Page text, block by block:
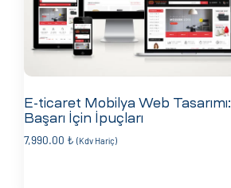
E-ticaret Mobilya Web Tasarımı:
Başarı İçin İpuçları
7,990.00 ₺ (Kdv Hariç)